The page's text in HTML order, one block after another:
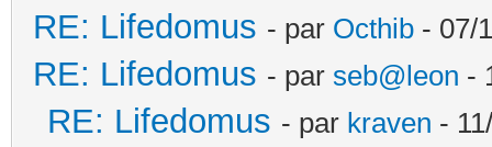
RE: Lifedomus - par Octhib - 07/
RE: Lifedomus - par seb@leon -
RE: Lifedomus - par kraven -